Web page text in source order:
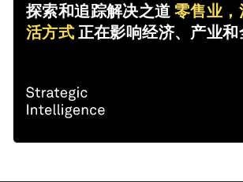
探索和追踪解决之道零售业
活方式 正在影响经济、产业